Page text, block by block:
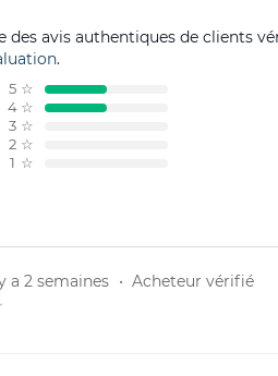
des avis authentiques de clients
.
5 ☆
4 ☆
3 ☆
2 ☆
1 ☆
a 2 semaines • Acheteur vérifié